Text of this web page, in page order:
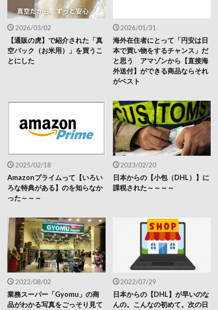
2026/03/02
【通販の虎】で紹介された「真
空パック（お米用）」を買うこ
とにした
2026/01/31
海外在住者にとって「円安は日
本で買い物をするチャンス」だ
と思う アマゾンから【直接海
外送付】ができる商品ならそれ
がベスト
2025/02/18
Amazonプライムって【いろい
ろな特典がある】のを知らなか
った～～～
2023/02/20
日本からの【小包（DHL）】に
課税された～～～～
2022/08/02
業務スーパー「Gyomu」の商
品がわかる写真をごっそり見て
2022/07/29
日本からの【DHL】が早いのな
んの。こんなの初めて。次の日